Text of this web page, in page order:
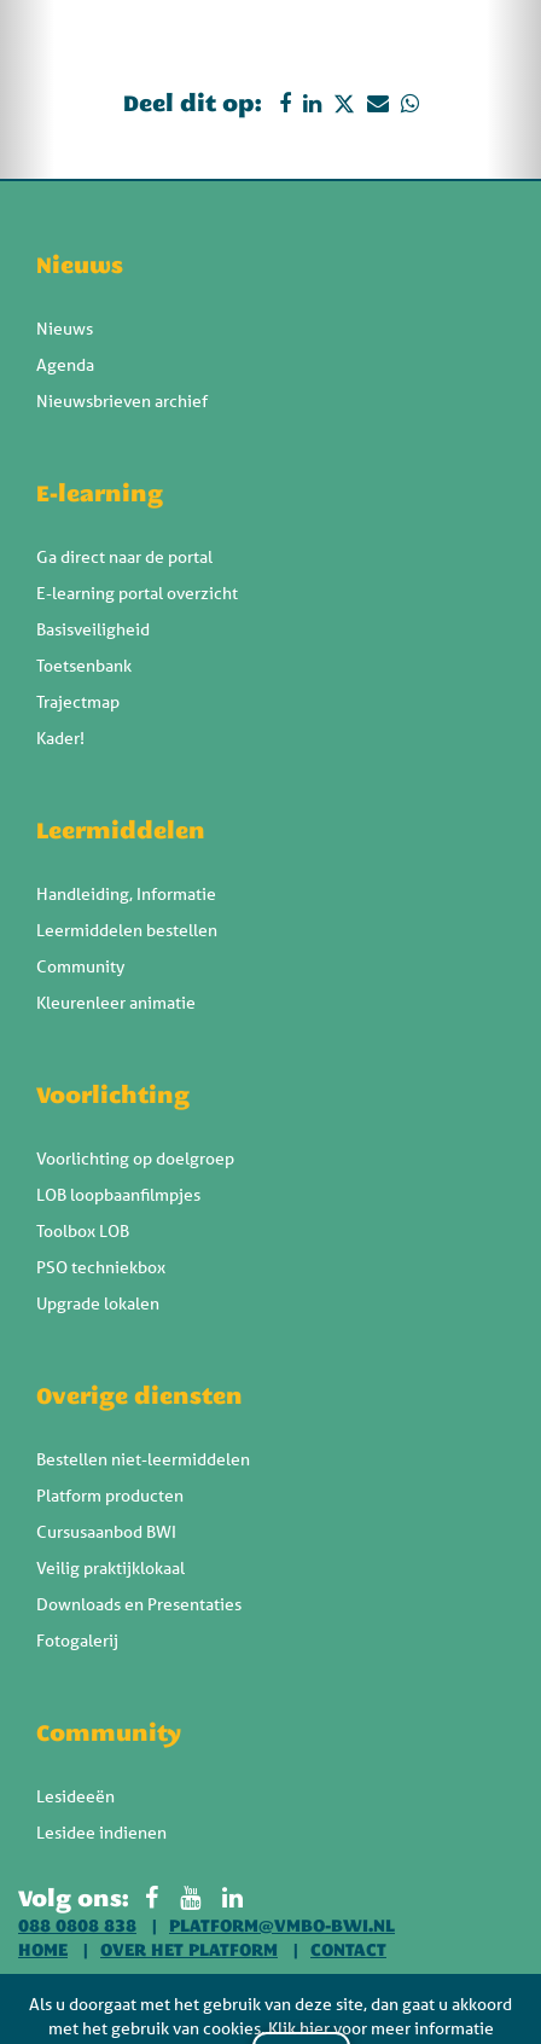
Deel dit op:
Nieuws
Nieuws
Agenda
Nieuwsbrieven archief
E-learning
Ga direct naar de portal
E-learning portal overzicht
Basisveiligheid
Toetsenbank
Trajectmap
Kader!
Leermiddelen
Handleiding, Informatie
Leermiddelen bestellen
Community
Kleurenleer animatie
Voorlichting
Voorlichting op doelgroep
LOB loopbaanfilmpjes
Toolbox LOB
PSO techniekbox
Upgrade lokalen
Overige diensten
Bestellen niet-leermiddelen
Platform producten
Cursusaanbod BWI
Veilig praktijklokaal
Downloads en Presentaties
Fotogalerij
Community
Lesideeën
Lesidee indienen
Volg ons:
088 0808 838
PLATFORM@VMBO-BWI.NL
HOME
OVER HET PLATFORM CONTACT
Als u doorgaat met het gebruik van deze site, dan gaat u akkoord
met het gebruik van cookies. Klik hier voor meer informatie